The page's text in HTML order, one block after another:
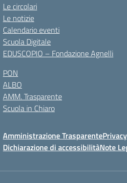
Le circolari
Le notizie
Calendario eventi
Scuola Digitale
EDUSCOPIO – Fondazione Agnelli
PON
ALBO
AMM. Trasparente
Scuola in Chiaro
Amministrazione Trasparente
Dichiarazione di accessibilitàNote